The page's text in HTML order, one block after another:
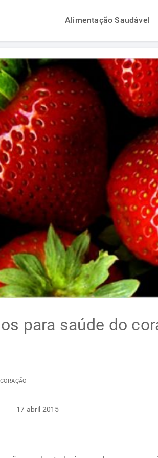
Alimentação Saudável
para saúde do
17 abril 2015